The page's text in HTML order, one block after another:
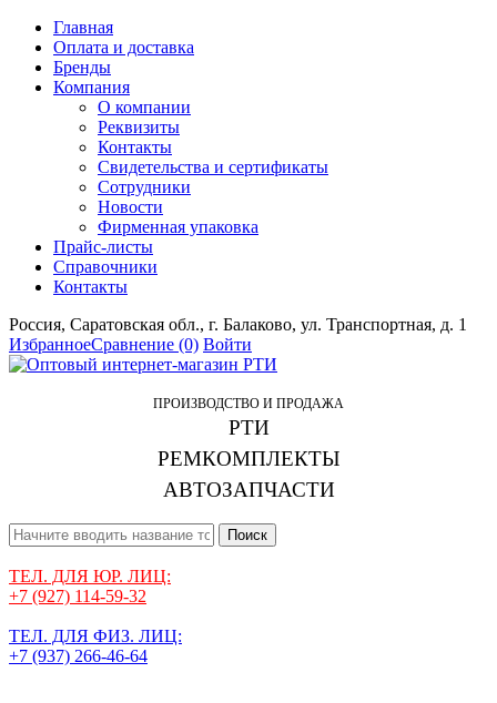
Главная
Оплата и доставка
Бренды
Компания
О компании
Реквизиты
Контакты
Свидетельства и сертификаты
Сотрудники
Новости
Фирменная упаковка
Прайс-листы
Справочники
Контакты
Россия, Саратовская обл., г. Балаково, ул. Транспортная, д. 1
ИзбранноеСравнение (0) Войти
ПРОИЗВОДСТВО И ПРОДАЖА
РТИ
РЕМКОМПЛЕКТЫ
АВТОЗАПЧАСТИ
Поиск
ТЕЛ. ДЛЯ ЮР. ЛИЦ:
+7 (927) 114-59-32
ТЕЛ. ДЛЯ ФИЗ. ЛИЦ:
+7 (937) 266-46-64